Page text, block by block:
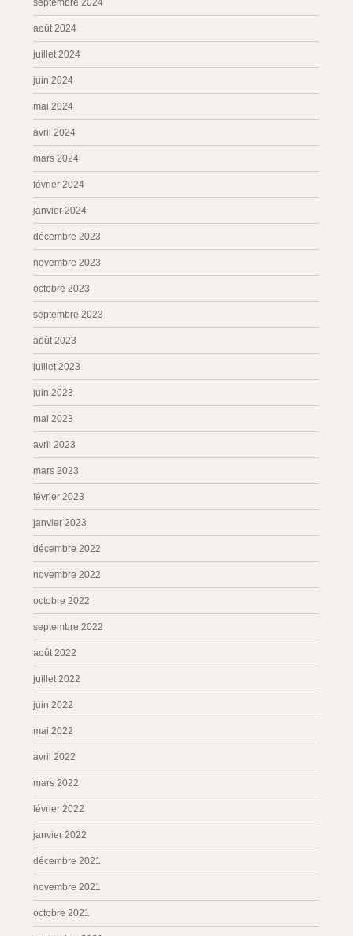
septembre 2024
août 2024
juillet 2024
juin 2024
mai 2024
avril 2024
mars 2024
février 2024
janvier 2024
décembre 2023
novembre 2023
octobre 2023
septembre 2023
août 2023
juillet 2023
juin 2023
mai 2023
avril 2023
mars 2023
février 2023
janvier 2023
décembre 2022
novembre 2022
octobre 2022
septembre 2022
août 2022
juillet 2022
juin 2022
mai 2022
avril 2022
mars 2022
février 2022
janvier 2022
décembre 2021
novembre 2021
octobre 2021